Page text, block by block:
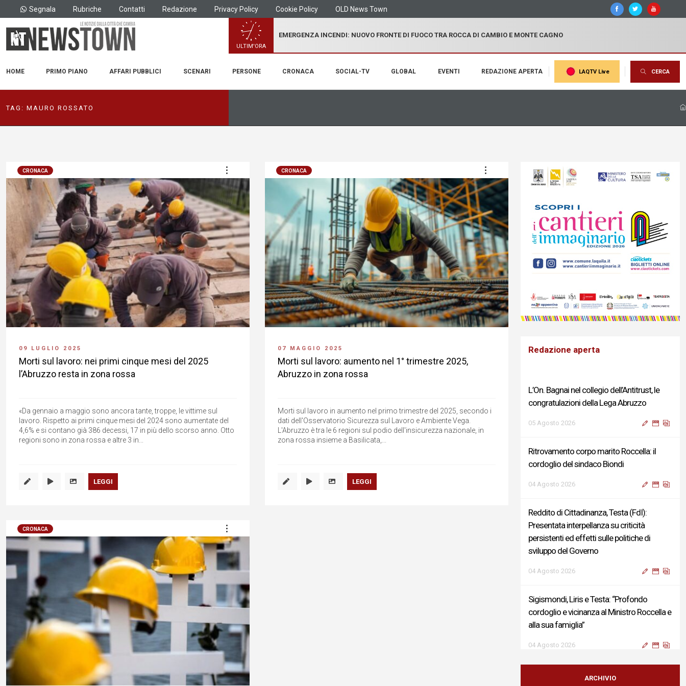
Segnala Rubriche Contatti Redazione Privacy Policy Cookie Policy OLD News Town
ULTIM'ORA
EMERGENZA INCENDI: NUOVO FRONTE DI FUOCO TRA ROCCA DI CAMBIO E MONTE CAGNO
HOME PRIMO PIANO AFFARI PUBBLICI SCENARI PERSONE CRONACA SOCIAL-TV GLOBAL EVENTI REDAZIONE APERTA LAQTV Live CERCA
TAG: MAURO ROSSATO
CRONACA
09 LUGLIO 2025
Morti sul lavoro: nei primi cinque mesi del 2025
l’Abruzzo resta in zona rossa
«Da gennaio a maggio sono ancora tante, troppe, le vittime sul
lavoro. Rispetto ai primi cinque mesi del 2024 sono aumentate del
4,6% e si contano già 386 decessi, 17 in più dello scorso anno. Otto
regioni sono in zona rossa e altre 3 in...
LEGGI
CRONACA
07 MAGGIO 2025
Morti sul lavoro: aumento nel 1° trimestre 2025,
Abruzzo in zona rossa
Morti sul lavoro in aumento nel primo trimestre del 2025, secondo i
dati dell'Osservatorio Sicurezza sul Lavoro e Ambiente Vega.
L'Abruzzo è tra le 6 regioni sul podio dell'insicurezza nazionale, in
zona rossa insieme a Basilicata,...
LEGGI
CRONACA
Redazione aperta
L’On. Bagnai nel collegio dell’Antitrust, le
congratulazioni della Lega Abruzzo
05 Agosto 2026
Ritrovamento corpo marito Roccella: il
cordoglio del sindaco Biondi
04 Agosto 2026
Reddito di Cittadinanza, Testa (FdI):
Presentata interpellanza su criticità
persistenti ed effetti sulle politiche di
sviluppo del Governo
04 Agosto 2026
Sigismondi, Liris e Testa: “Profondo
cordoglio e vicinanza al Ministro Roccella e
alla sua famiglia”
04 Agosto 2026
Terminal bus "Lorenzo Natali": modifiche